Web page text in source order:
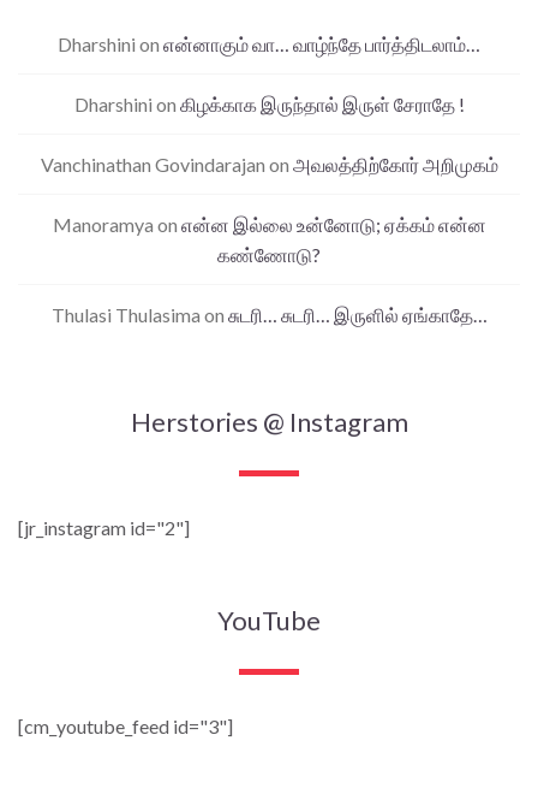
Dharshini on என்னாகும் வா… வாழ்ந்தே பார்த்திடலாம்…
Dharshini on கிழக்காக இருந்தால் இருள் சேராதே !
Vanchinathan Govindarajan on அவலத்திற்கோர் அறிமுகம்
Manoramya on என்ன இல்லை உன்னோடு; ஏக்கம் என்ன
கண்ணோடு?
Thulasi Thulasima on சுடரி… சுடரி… இருளில் ஏங்காதே…
Herstories @ Instagram
[jr_instagram id="2"]
YouTube
[cm_youtube_feed id="3"]